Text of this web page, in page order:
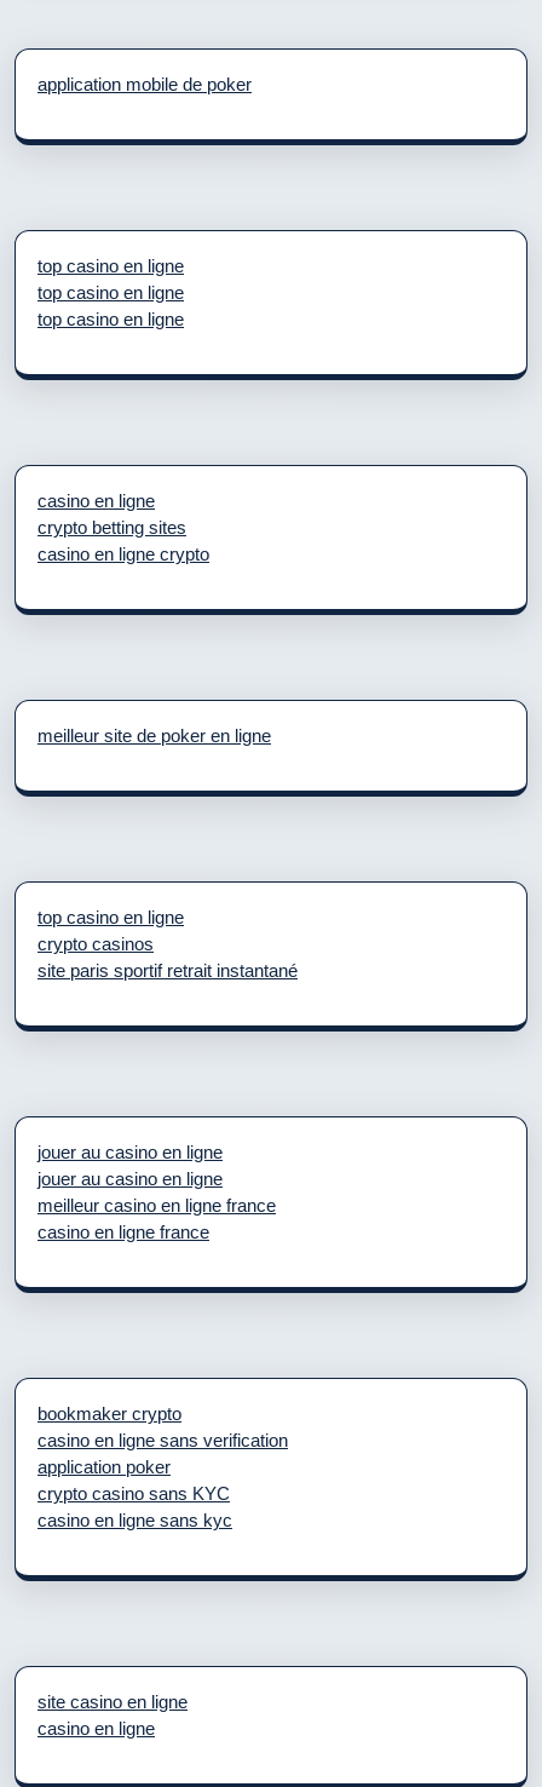
application mobile de poker
top casino en ligne
top casino en ligne
top casino en ligne
casino en ligne
crypto betting sites
casino en ligne crypto
meilleur site de poker en ligne
top casino en ligne
crypto casinos
site paris sportif retrait instantané
jouer au casino en ligne
jouer au casino en ligne
meilleur casino en ligne france
casino en ligne france
bookmaker crypto
casino en ligne sans verification
application poker
crypto casino sans KYC
casino en ligne sans kyc
site casino en ligne
casino en ligne